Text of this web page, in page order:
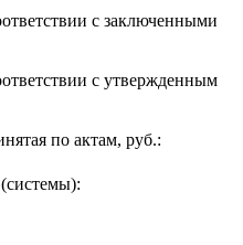
с заключенными
с утвержденным
по актам, руб.: